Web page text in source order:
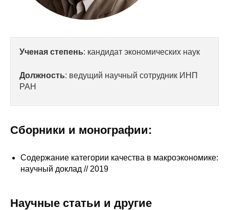
Материалы для СМИ
Публикации
Проблемы прогнозирования
Информация для авторов
Ученая степень: кандидат экономических наук
Должность: ведущий научный сотрудник ИНП
РАН
Сборники и монографии:
Содержание категории качества в макроэкономике:
научный доклад // 2019
Научные статьи и другие